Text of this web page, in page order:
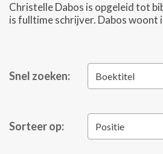
Christelle Dabos is opgeleid tot
is fulltime schrijver. Dabos woont
Snel zoeken: Boektitel
Sorteer op: Positie